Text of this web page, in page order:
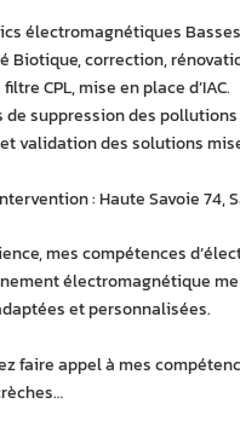
électromagnétiques
Biotique, correction,
CPL, mise en place d’IAC.
de suppression des
validation des solutions
: Haute Savoie 74,
mes compétences
électromagnétique
et personnalisées.
faire appel à mes